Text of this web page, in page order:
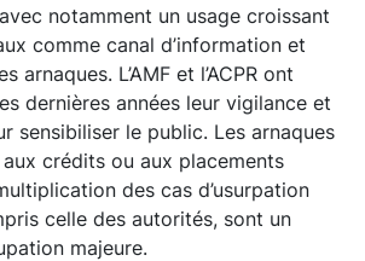
notamment un usage croissant
comme canal d’information et
arnaques. L’AMF et l’ACPR ont
dernières années leur vigilance et
sensibiliser le public. Les arnaques
crédits ou aux placements
des cas d’usurpation
celle des autorités, sont un
majeure.